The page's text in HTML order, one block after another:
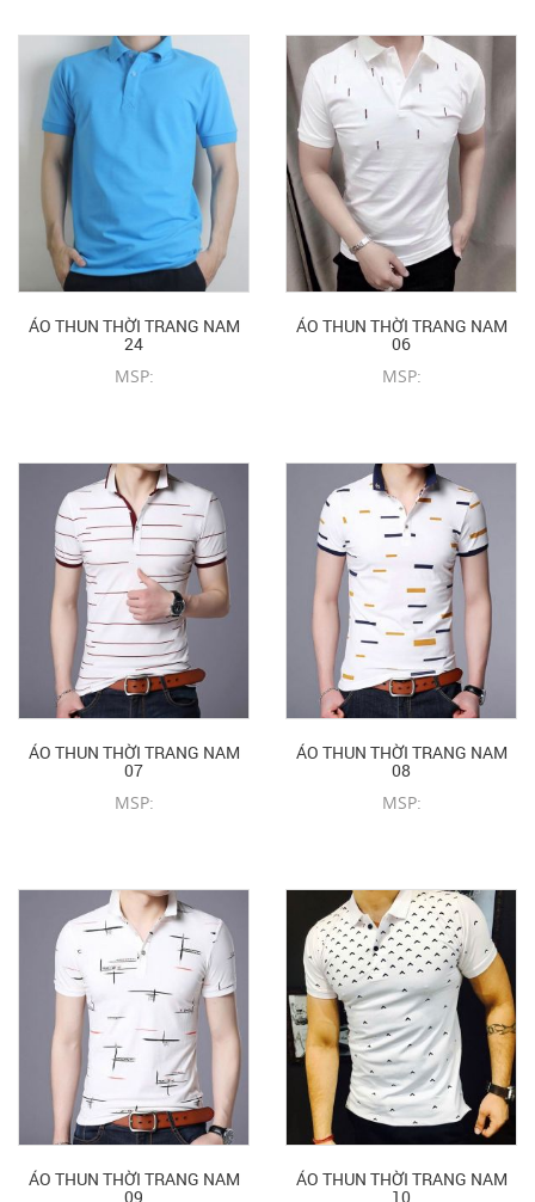
ÁO THUN THỜI TRANG NAM
24
MSP:
ÁO THUN THỜI TRANG NAM
06
MSP:
ÁO THUN THỜI TRANG NAM
07
MSP:
ÁO THUN THỜI TRANG NAM
08
MSP:
ÁO THUN THỜI TRANG NAM
09
ÁO THUN THỜI TRANG NAM
10